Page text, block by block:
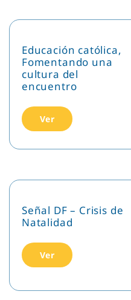
Educación católica,
Fomentando una
cultura del
encuentro
Ver
Señal DF – Crisis de
Natalidad
Ver